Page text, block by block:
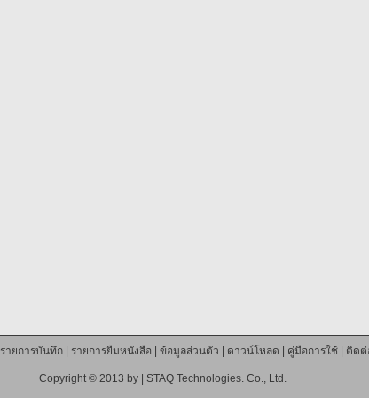
รายการบันทึก| รายการยืมหนังสือ ข้อมูลส่วนตัว ดาวน์โหลด คู่มือการใช้| ติดต่
Copyright © 2013 by | STAQ Technologies. Co., Ltd.